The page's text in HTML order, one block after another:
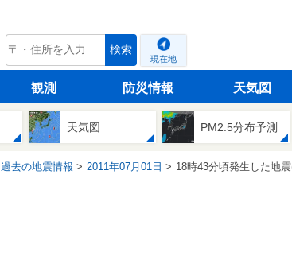
tenki.jp 検索
現在地
観測 防災情報 天気図
天気図 PM2.5分布予測
過去の地震情報 2011年07月01日 18時43分頃発生した地